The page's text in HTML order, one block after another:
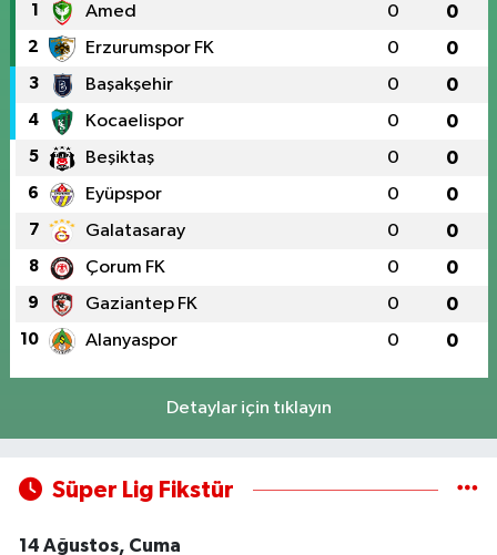
1 Amed 0 0
2 Erzurumspor FK 0 0
3 Başakşehir 0 0
4 Kocaelispor 0 0
5 Beşiktaş 0 0
6 Eyüpspor 0 0
7 Galatasaray 0 0
8 Çorum FK 0 0
9 Gaziantep FK 0 0
10 Alanyaspor 0 0
Detaylar için tıklayın
Süper Lig Fikstür
14 Ağustos, Cuma